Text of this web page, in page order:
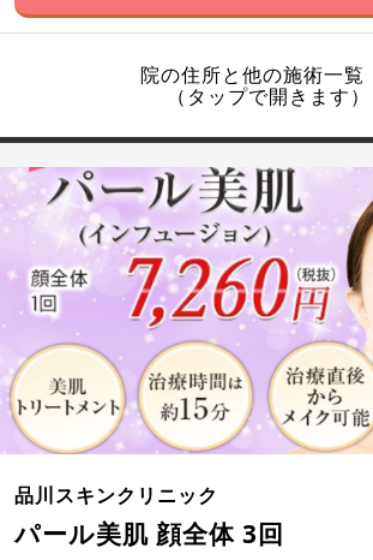
院の住所と他の施術一覧
（タップで開きます）
品川スキンクリニック
パール美肌 顔全体 3回